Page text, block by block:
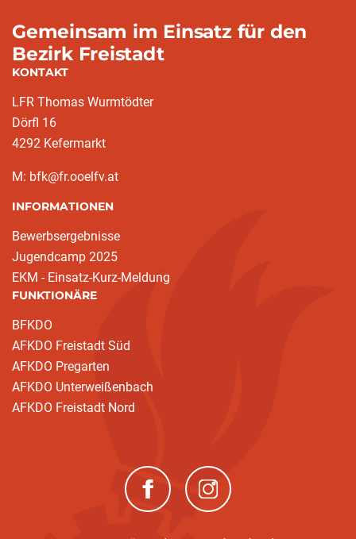
Gemeinsam im Einsatz für den
Bezirk Freistadt
KONTAKT
LFR Thomas Wurmtödter
Dörfl 16
4292 Kefermarkt
M: bfk@fr.ooelfv.at
INFORMATIONEN
Bewerbsergebnisse
Jugendcamp 2025
EKM - Einsatz-Kurz-Meldung
FUNKTIONÄRE
BFKDO
AFKDO Freistadt Süd
AFKDO Pregarten
AFKDO Unterweißenbach
AFKDO Freistadt Nord
(neues Fenster)(neues Fenster)